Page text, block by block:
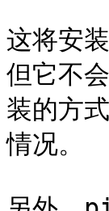
这将安
但它不
装的方
情况。